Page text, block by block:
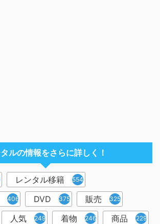
ルの情報をさらに詳しく！
レンタル移籍 554
406 DVD 375 販売 325
人気 249 着物 246 商品 229